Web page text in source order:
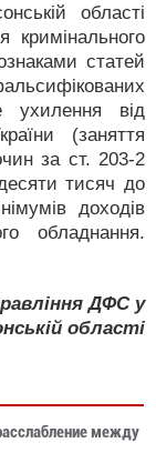
області
кримінального
статей
ухилення від
(заняття
за ст. 203-2
тисяч до
доходів
обладнання.
ДФС у
області
между